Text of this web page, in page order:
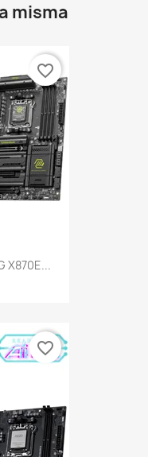
misma
X870E...
favorite_border
favorite_border